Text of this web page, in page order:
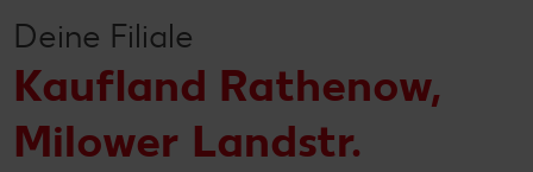
Deine Filiale
Kaufland Rathenow,
Milower Landstr.